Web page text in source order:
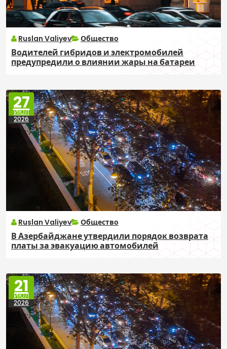
Ruslan Valiyev Общество
Водителей гибридов и электромобилей
предупредили о влиянии жары на батареи
27
ИЮЛ
2026
Ruslan Valiyev Общество
В Азербайджане утвердили порядок возврата
платы за эвакуацию автомобилей
21
ИЮЛ
2026